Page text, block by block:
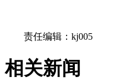
责任编辑：kj005
相关新闻